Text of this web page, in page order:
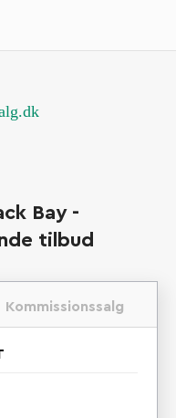
Bay -
tilbud
Kommissionssalg